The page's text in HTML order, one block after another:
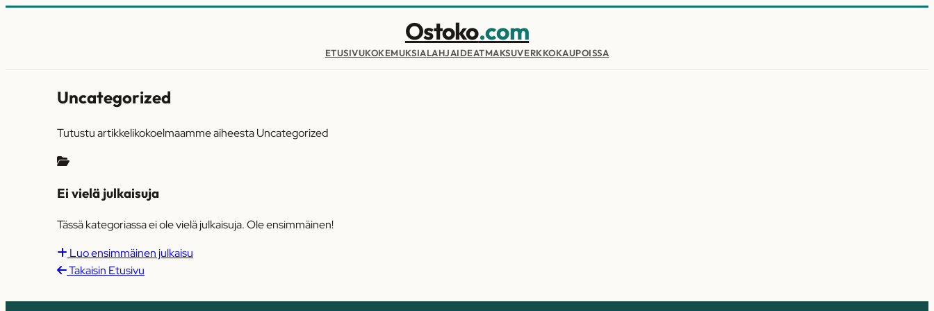
Ostoko.com
ETUSIVUKOKEMUKSIALAHJAIDEATMAKSUVERKKOKAUPOISSA
Uncategorized
Tutustu artikkelikokoelmaamme aiheesta Uncategorized
Ei vielä julkaisuja
Tässä kategoriassa ei ole vielä julkaisuja. Ole ensimmäinen!
Luo ensimmäinen julkaisu
Takaisin Etusivu